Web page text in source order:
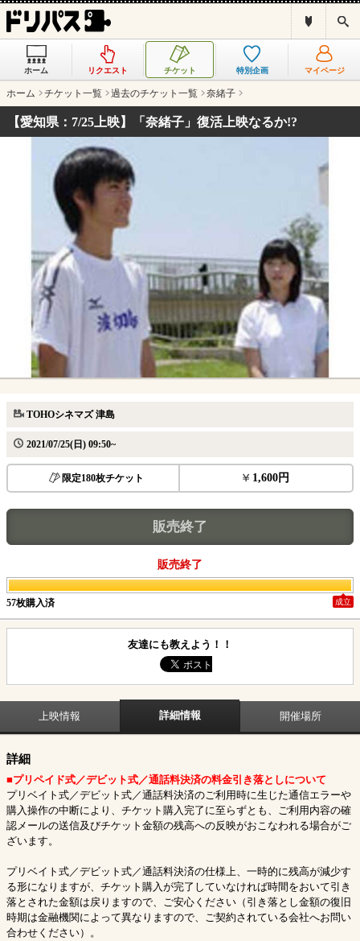
ス
ホーム リクエスト チケット 特別企画 マイページ
ホーム チケット一覧 過去のチケット一覧 奈緒子
【愛知県：7/25上映】「奈緒子」復活上映なるか!?
TOHOシネマズ 津島
2021/07/25(日) 09:50~
限定180枚チケット 1,600円
販売終了
販売終了
57枚購入済 成立
友達にも教えよう！！
上映情報 詳細情報 開催場所
詳細
■プリペイド式／デビット式／通話料決済の料金引き落としについて
プリベイト式／デビット式／通話料決済のご利用時に生じた通信エラーや
購入操作の中断により、チケット購入完了に至らずとも、ご利用内容の確
認メールの送信及びチケット金額の残高への反映がおこなわれる場合がご
ざいます。
プリベイト式／デビット式／通話料決済の仕様上、一時的に残高が減少す
る形になりますが、チケット購入が完了していなければ時間をおいて引き
落とされた金額は戻りますので、ご安心ください（引き落とし金額の復旧
時期は金融機関によって異なりますので、ご契約されている会社へお問い
合わせください）。